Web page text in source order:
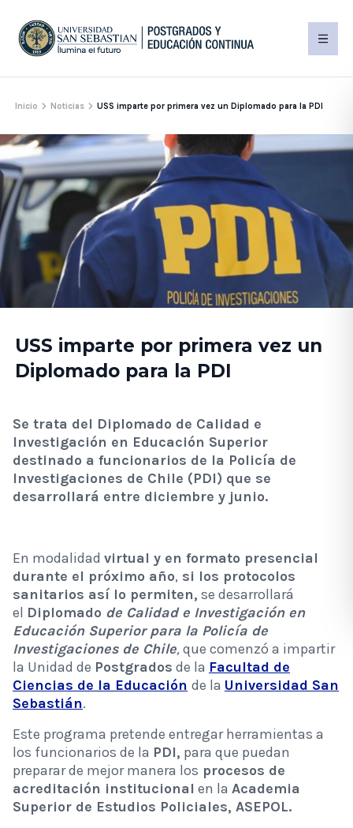
Inicio Noticias USS imparte por primera vez un Diplomado para la PDI
USS imparte por primera vez un
Diplomado para la PDI
Se trata del Diplomado de Calidad e
Investigación en Educación Superior
destinado a funcionarios de la Policía de
Investigaciones de Chile (PDI) que se
desarrollará entre diciembre y junio.
En modalidad virtual y en formato presencial
durante el próximo año, si los protocolos
sanitarios así lo permiten, se desarrollará
el Diplomado de Calidad e Investigación en
Educación Superior para la Policía de
Investigaciones de Chile,que comenzó a impartir
la Unidad de Postgrados de la Facultad de
Ciencias de la Educación de la Universidad San
Sebastián.
Este programa pretende entregar herramientas a
los funcionarios de la PDI, para que puedan
preparar de mejor manera los procesos de
acreditación institucional en la Academia
Superior de Estudios Policiales, ASEPOL.